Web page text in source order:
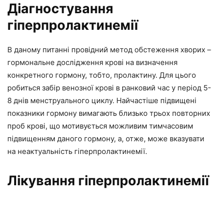
Діагностування
гіперпролактинемії
В даному питанні провідний метод обстеження хворих –
гормональне дослідження крові на визначення
конкретного гормону, тобто, пролактину. Для цього
робиться забір венозної крові в ранковий час у період 5-
8 днів менструального циклу. Найчастіше підвищені
показники гормону вимагають близько трьох повторних
проб крові, що мотивується можливим тимчасовим
підвищенням даного гормону, а, отже, може вказувати
на неактуальність гіперпролактинемії.
Лікування гіперпролактинемії